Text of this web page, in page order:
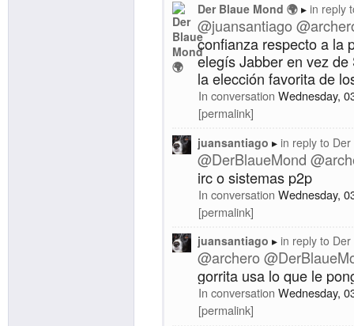
Der Blaue Mond 🌍 in reply
@juansantiago@
confianza respecto a la
elegís Jabber en vez
la elección favorita de
In conversation Wednesday,
permalink
juansantiago in reply to
@DerBlaueMond @
irc o sistemas p2p
In conversation Wednesday,
permalink
juansantiago in reply to
@archero@
gorrita usa lo que le
In conversation Wednesday,
permalink